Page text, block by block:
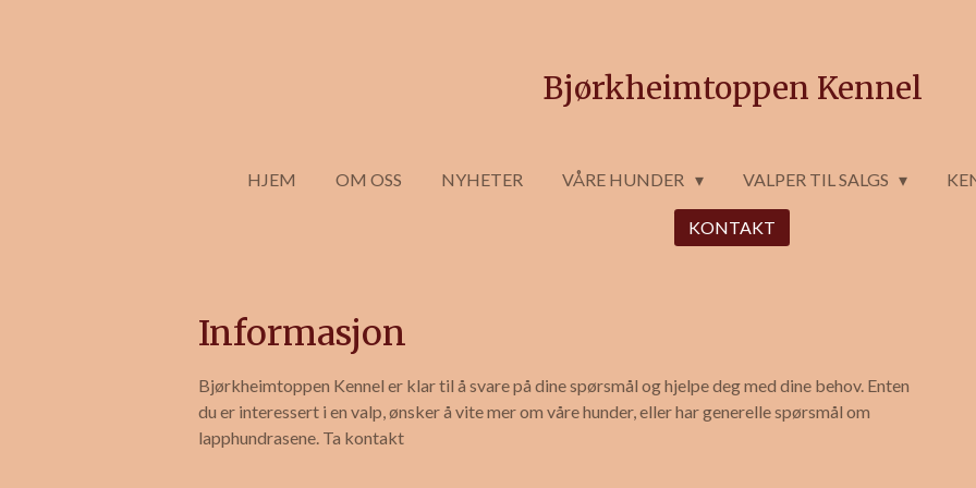
Bjørkheimtoppen Kennel
HJEM OM OSS NYHETER VÅRE HUNDER VALPER TIL SALGS
KONTAKT
Informasjon
Bjørkheimtoppen Kennel er klar til å svare på dine spørsmål og hjelpe deg med dine behov. Enten
du er interessert i en valp, ønsker å vite mer om våre hunder, eller har generelle spørsmål om
lapphundrasene. Ta kontakt